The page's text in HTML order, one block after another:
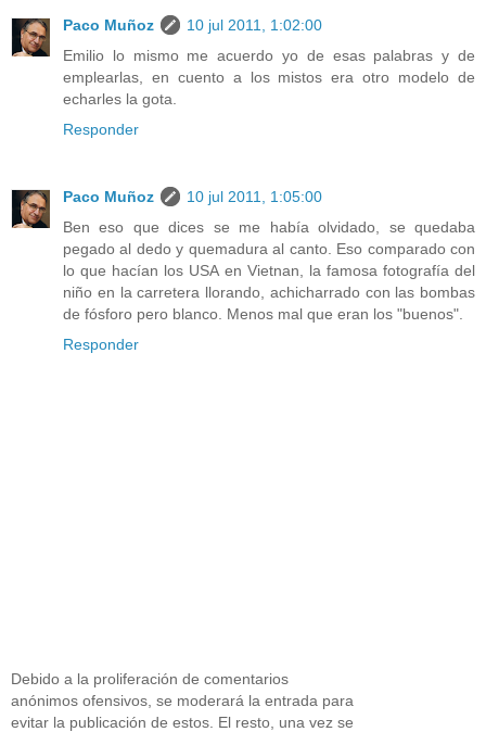
Paco Muñoz
10 jul 2011, 1:02:00
Emilio lo mismo me acuerdo yo de esas palabras y de
emplearlas, en cuento a los mistos era otro modelo de
echarles la gota.
Responder
Paco Muñoz
10 jul 2011, 1:05:00
Ben eso que dices se me había olvidado, se quedaba
pegado al dedo y quemadura al canto. Eso comparado con
lo que hacían los USA en Vietnan, la famosa fotografía del
niño en la carretera llorando, achicharrado con las bombas
de fósforo pero blanco. Menos mal que eran los "buenos".
Responder
Debido a la proliferación de comentarios
anónimos ofensivos, se moderará la entrada para
evitar la publicación de estos. El resto, una vez se